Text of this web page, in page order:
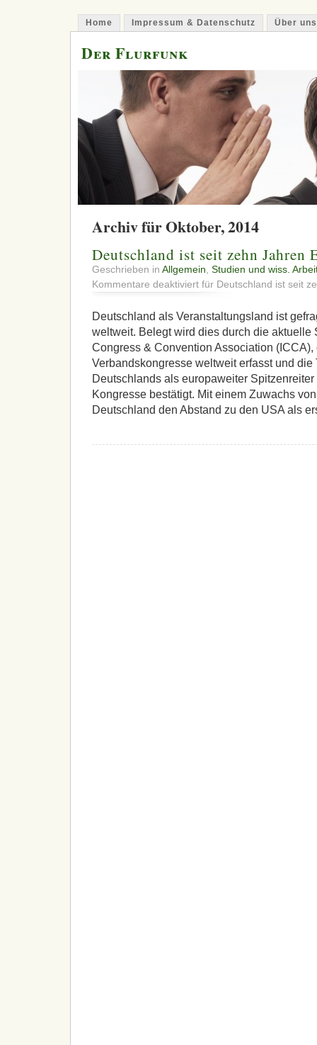
Home Impressum & Datenschutz Über uns
Der Flurfunk
Archiv für Oktober, 2014
Deutschland ist seit zehn Jahren
Geschrieben in Allgemein Studien und wiss.
Kommentare deaktiviert für Deutschland ist seit
Deutschland als Veranstaltungsland ist
weltweit. Belegt wird dies durch die aktuelle
Congress & Convention Association
Verbandskongresse weltweit erfasst und die
Deutschlands als europaweiter
Kongresse bestätigt. Mit einem Zuwachs
Deutschland den Abstand zu den USA als